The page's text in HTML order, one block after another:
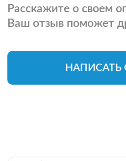
Расскажите о своем
Ваш отзыв поможет
НАПИСАТЬ